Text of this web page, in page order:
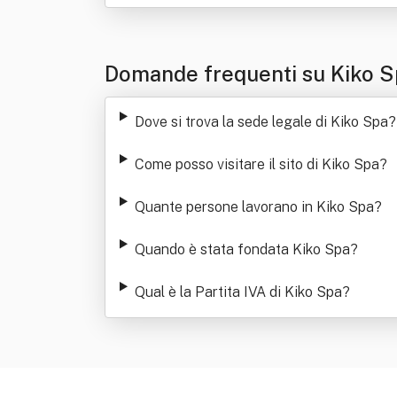
Domande frequenti su Kiko
Dove si trova la sede legale di Kiko Spa?
Come posso visitare il sito di Kiko Spa?
Quante persone lavorano in Kiko Spa?
Quando è stata fondata Kiko Spa?
Qual è la Partita IVA di Kiko Spa?